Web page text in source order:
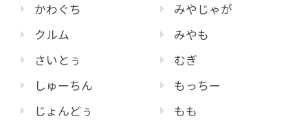
かわぐち
クルム
さいとぅ
しゅーちん
じょんどぅ
みやじゃが
みやも
むぎ
もっちー
もも